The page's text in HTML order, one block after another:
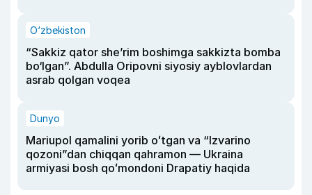
O‘zbekiston
“Sakkiz qator she’rim boshimga sakkizta bomba
bo‘lgan”. Abdulla Oripovni siyosiy ayblovlardan
asrab qolgan voqea
Dunyo
Mariupol qamalini yorib oʻtgan va “Izvarino
qozoni”dan chiqqan qahramon — Ukraina
armiyasi bosh qoʻmondoni Drapatiy haqida